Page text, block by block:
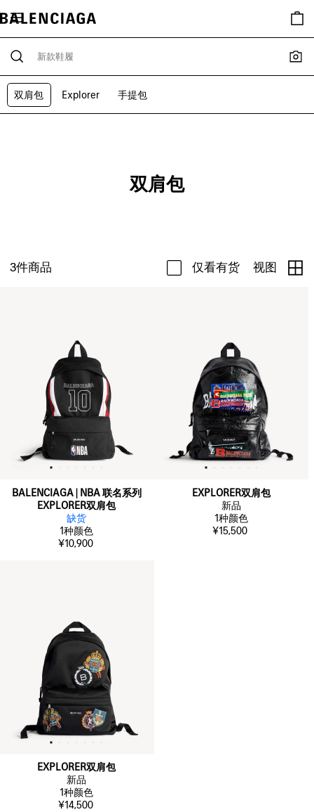
双肩包 Explorer 手提包
双肩包
3件商品 仅看有货 视图
BALENCIAGA | NBA 联名系列
EXPLORER双肩包
缺货
1种颜色
¥10,900
EXPLORER双肩包
新品
1种颜色
¥15,500
EXPLORER双肩包
新品
1种颜色
¥14,500